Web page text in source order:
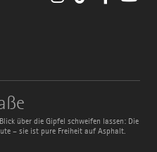
über die Gipfel schweifen lassen: Die
– sie ist pure Freiheit auf Asphalt.